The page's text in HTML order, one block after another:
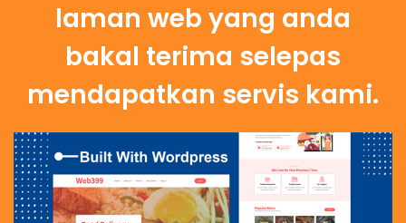
laman web yang anda
bakal terima selepas
mendapatkan servis kami.